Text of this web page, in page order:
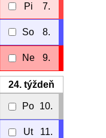
Pi 7.
So 8.
Ne 9.
24. týždeň
Po 10.
Ut 11.